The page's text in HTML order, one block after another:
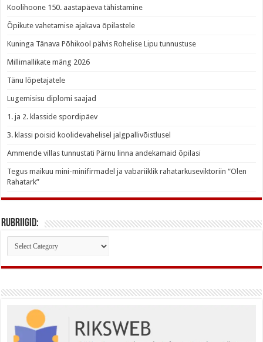
Koolihoone 150. aastapäeva tähistamine
Õpikute vahetamise ajakava õpilastele
Kuninga Tänava Põhikool pälvis Rohelise Lipu tunnustuse
Millimallikate mäng 2026
Tänu lõpetajatele
Lugemisisu diplomi saajad
1. ja 2. klasside spordipäev
3. klassi poisid koolidevahelisel jalgpallivõistlusel
Ammende villas tunnustati Pärnu linna andekamaid õpilasi
Tegus maikuu mini-minifirmadel ja vabariiklik rahatarkuseviktoriin “Olen
Rahatark”
Rubriigid:
Rubriigid: